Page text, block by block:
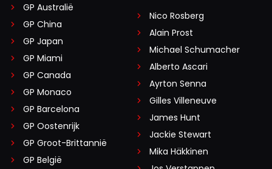
GP Australië
GP China
GP Japan
GP Miami
GP Canada
GP Monaco
GP Barcelona
GP Oostenrijk
GP Groot-Brittannië
GP België
Nico Rosberg
Alain Prost
Michael Schumacher
Alberto Ascari
Ayrton Senna
Gilles Villeneuve
James Hunt
Jackie Stewart
Mika Häkkinen